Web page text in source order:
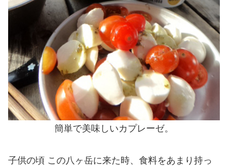
簡単で美味しいカプレーゼ。
子供の頃 この八ヶ岳に来た時、食料をあまり持っ